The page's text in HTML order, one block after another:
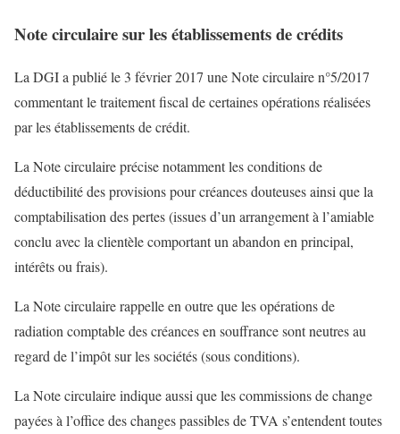
Note circulaire sur les établissements de crédits
La DGI a publié le 3 février 2017 une Note circulaire n°5/2017
commentant le traitement fiscal de certaines opérations réalisées
par les établissements de crédit.
La Note circulaire précise notamment les conditions de
déductibilité des provisions pour créances douteuses ainsi que la
comptabilisation des pertes (issues d’un arrangement à l’amiable
conclu avec la clientèle comportant un abandon en principal,
intérêts ou frais).
La Note circulaire rappelle en outre que les opérations de
radiation comptable des créances en souffrance sont neutres au
regard de l’impôt sur les sociétés (sous conditions).
La Note circulaire indique aussi que les commissions de change
payées à l’office des changes passibles de TVA s’entendent toutes